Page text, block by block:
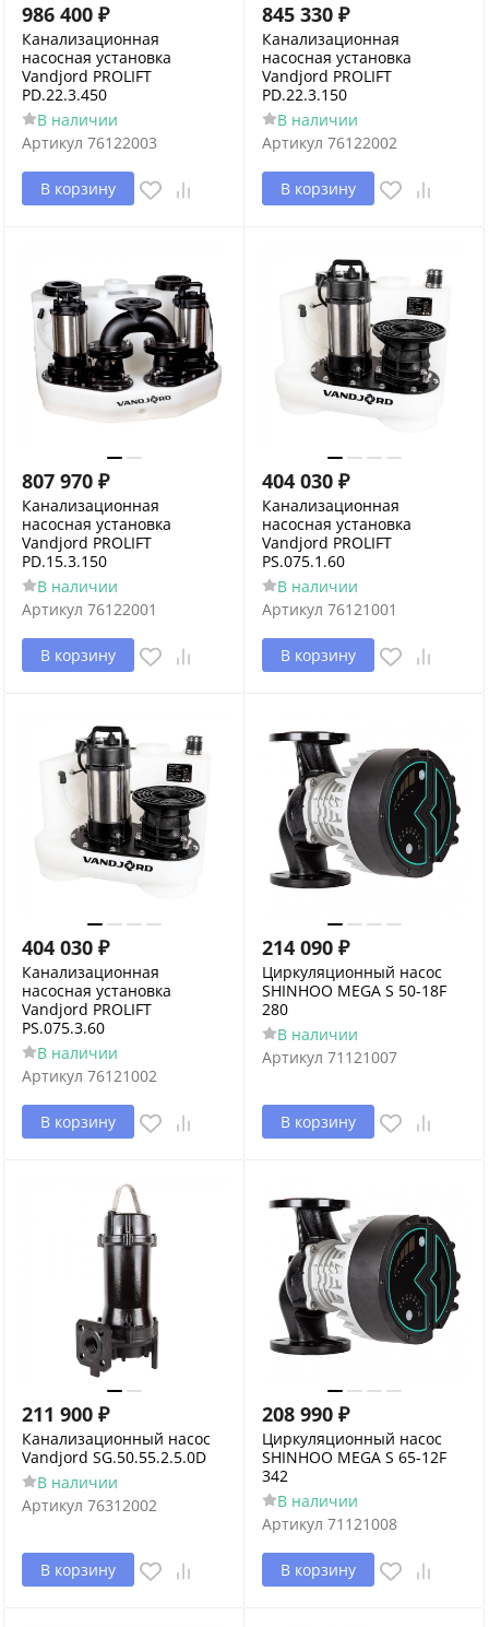
986 400 ₽
Канализационная
насосная установка
Vandjord PROLIFT
PD.22.3.450
В наличии
Артикул 76122003
В корзину
845 330 ₽
Канализационная
насосная установка
Vandjord PROLIFT
PD.22.3.150
В наличии
Артикул 76122002
В корзину
807 970 ₽
Канализационная
насосная установка
Vandjord PROLIFT
PD.15.3.150
В наличии
Артикул 76122001
В корзину
404 030 ₽
Канализационная
насосная установка
Vandjord PROLIFT
PS.075.1.60
В наличии
Артикул 76121001
В корзину
404 030 ₽
Канализационная
насосная установка
Vandjord PROLIFT
PS.075.3.60
В наличии
Артикул 76121002
В корзину
214 090 ₽
Циркуляционный насос
SHINHOO MEGA S 50-18F
280
В наличии
Артикул 71121007
В корзину
211 900 ₽
Канализационный насос
Vandjord SG.50.55.2.5.0D
В наличии
Артикул 76312002
В корзину
208 990 ₽
Циркуляционный насос
SHINHOO MEGA S 65-12F
342
В наличии
Артикул 71121008
В корзину